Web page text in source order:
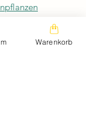
– wenn die
Rest gelb wird
Warenkorb